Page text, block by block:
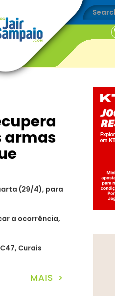
armas
(29/4), para
a ocorrência,
Curais
MAIS >